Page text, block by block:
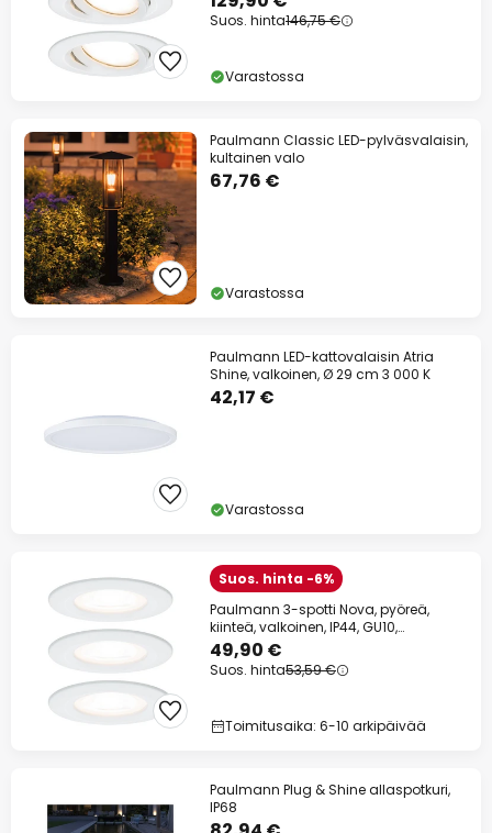
Suos. hinta146,75 €
Varastossa
Paulmann Classic LED-pylväsvalaisin,
kultainen valo
67,76 €
Varastossa
Paulmann LED-kattovalaisin Atria
Shine, valkoinen, Ø 29 cm 3 000 K
42,17 €
Varastossa
Suos. hinta -6%
Paulmann 3-spotti Nova, pyöreä,
kiinteä, valkoinen, IP44, GU10,
himmennettävä
49,90 €
Suos. hinta53,59 €
Toimitusaika: 6-10 arkipäivää
Paulmann Plug & Shine allaspotkuri,
IP68